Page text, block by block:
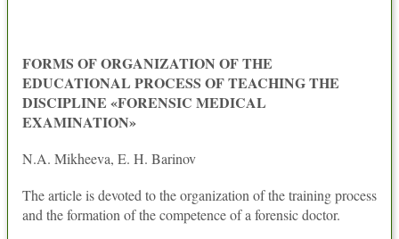
FORMS OF ORGANIZATION OF THE
EDUCATIONAL PROCESS OF TEACHING THE
DISCIPLINE «FORENSIC MEDICAL
EXAMINATION»
N.A. Mikheeva, E. H. Barinov
The article is devoted to the organization of the training process
and the formation of the competence of a forensic doctor.